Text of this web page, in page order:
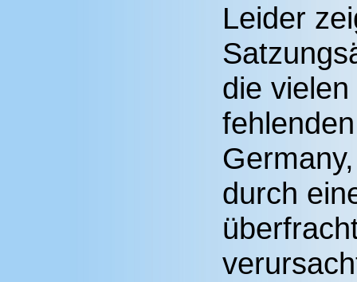
Leider
die
durch